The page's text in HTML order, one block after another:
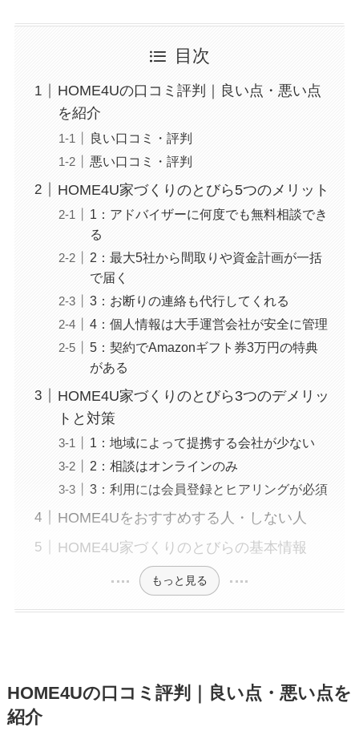
目次
HOME4Uの口コミ評判｜良い点・悪い点
を紹介
良い口コミ・評判
悪い口コミ・評判
HOME4U家づくりのとびら5つのメリット
1：アドバイザーに何度でも無料相談でき
る
2：最大5社から間取りや資金計画が一括
で届く
3：お断りの連絡も代行してくれる
4：個人情報は大手運営会社が安全に管理
5：契約でAmazonギフト券3万円の特典
がある
HOME4U家づくりのとびら3つのデメリッ
トと対策
1：地域によって提携する会社が少ない
2：相談はオンラインのみ
3：利用には会員登録とヒアリングが必須
HOME4Uをおすすめする人・しない人
HOME4U家づくりのとびらの基本情報
もっと見る
HOME4Uの口コミ評判｜良い点・悪い点を
紹介